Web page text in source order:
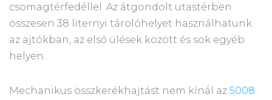
csomagtérfedéllel. Az átgondolt utastérben
összesen 38 liternyi tárolóhelyet használhatunk
az ajtókban, az első ülések között és sok egyéb
helyen.
Mechanikus összkerékhajtást nem kínál az 5008